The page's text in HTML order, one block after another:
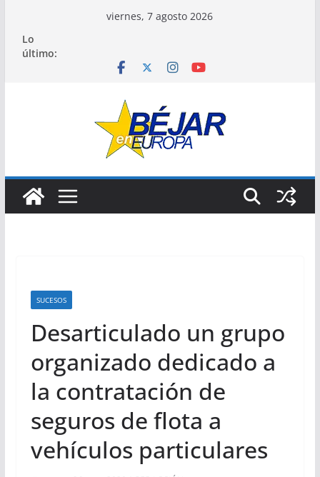
contenido
viernes, 7 agosto 2026
Lo
último:
SUCESOS
Desarticulado un grupo
organizado dedicado a
la contratación de
seguros de flota a
vehículos particulares